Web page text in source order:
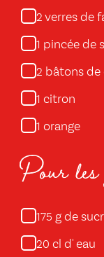
2 verres de
1 pincée de
2 bâtons de
1 citron
1 orange
Pour les
175 g de
20 cl d' eau